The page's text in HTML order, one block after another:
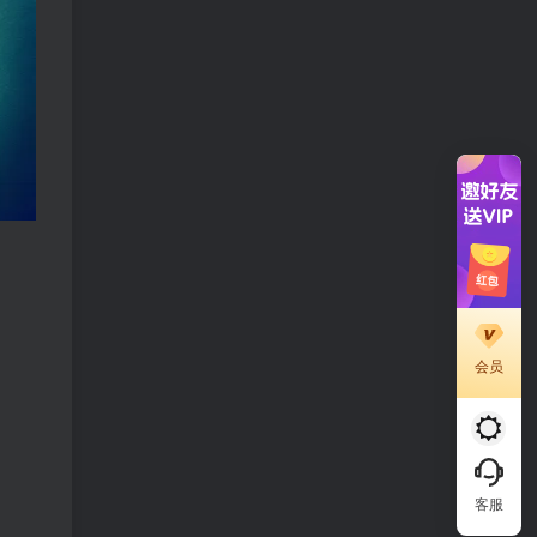
会员
客服